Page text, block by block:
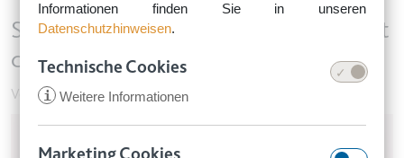
Informationen finden Sie in unseren
Datenschutzhinweisen.
Technische Cookies
i Weitere Informationen
Streitpunkt Treppenhaus: Wem gehört
der Hausflur?
Vermieten von Wohnraum & Garage
Image